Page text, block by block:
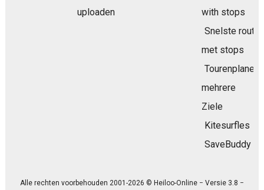
uploaden
with stops
Snelste route
met stops
Tourenplaner
mehrere
Ziele
Kitesurfles
SaveBuddy
Alle rechten voorbehouden 2001-2026 © Heiloo-Online − Versie 3.8 −